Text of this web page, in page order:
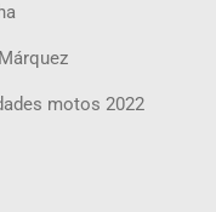
motos 2022